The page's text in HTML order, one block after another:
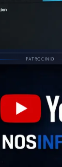
PATROCINIO